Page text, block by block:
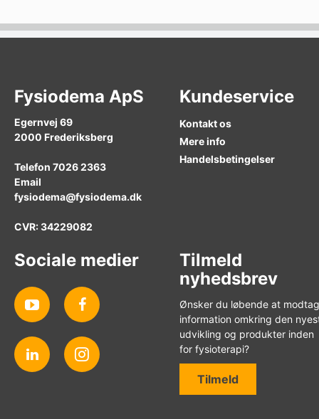
Fysiodema ApS
Egernvej 69
2000 Frederiksberg
Telefon 7026 2363
Email
fysiodema@fysiodema.dk
CVR: 34229082
Kundeservice
Kontakt os
Mere info
Handelsbetingelser
Sociale medier
Tilmeld
nyhedsbrev
Ønsker du løbende at
information omkring den
udvikling og produkter inden
for fysioterapi?
Tilmeld